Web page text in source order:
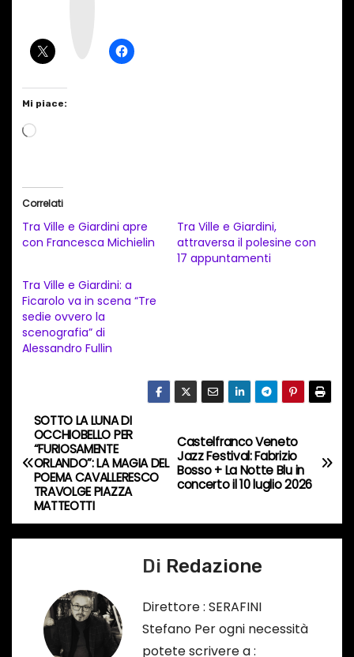
Mi piace:
C
a
e
n
t
o
c
o
r
s
o
…
Correlati
Tra Ville e Giardini apre
con Francesca Michielin
Tra Ville e Giardini,
attraversa il polesine con
17 appuntamenti
Tra Ville e Giardini: a
Ficarolo va in scena “Tre
sedie ovvero la
scenografia” di
Alessandro Fullin
N
a
v
i
Castelfranco Veneto
Jazz Festival: Fabrizio
Bosso + La Notte Blu in
concerto il 10 luglio 2026
SOTTO LA LUNA DI
OCCHIOBELLO PER
“FURIOSAMENTE
ORLANDO”: LA MAGIA DEL
POEMA CAVALLERESCO
TRAVOLGE PIAZZA
MATTEOTTI
Di Redazione
Direttore : SERAFINI
Stefano Per ogni necessità
potete scrivere a :